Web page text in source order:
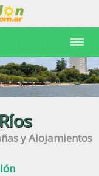
y Alojamientos